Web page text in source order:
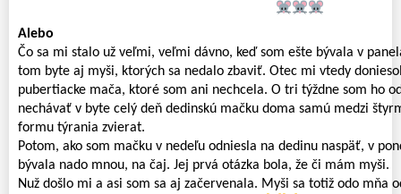
Alebo
Čo sa mi stalo už veľmi, veľmi dávno, keď som ešte bývala v
tom byte aj myši, ktorých sa nedalo zbaviť. Otec mi vtedy
pubertiacke mača, ktoré som ani nechcela. O tri týždne som ho
nechávať v byte celý deň dedinskú mačku doma samú medzi
formu týrania zvierat.
Potom, ako som mačku v nedeľu odniesla na dedinu naspäť, v
bývala nado mnou, na čaj. Jej prvá otázka bola, že či mám myši.
Nuž došlo mi a asi som sa aj začervenala. Myši sa totiž odo mňa